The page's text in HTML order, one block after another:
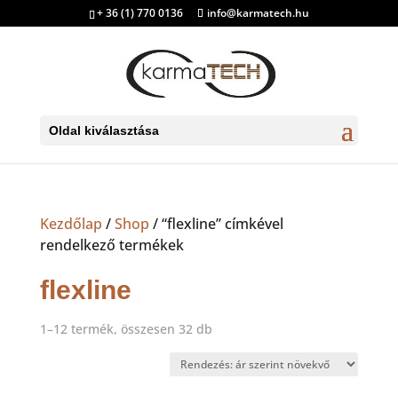
+ 36 (1) 770 0136 info@karmatech.hu
Oldal kiválasztása
Kezdőlap /Shop / “flexline” címkével
rendelkező termékek
flexline
1–12 termék, összesen 32 dbSorted
price: